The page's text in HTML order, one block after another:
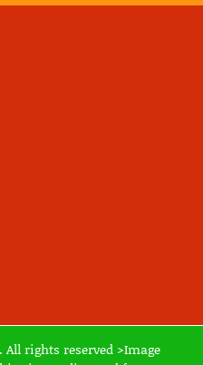
All rights reserved >Image